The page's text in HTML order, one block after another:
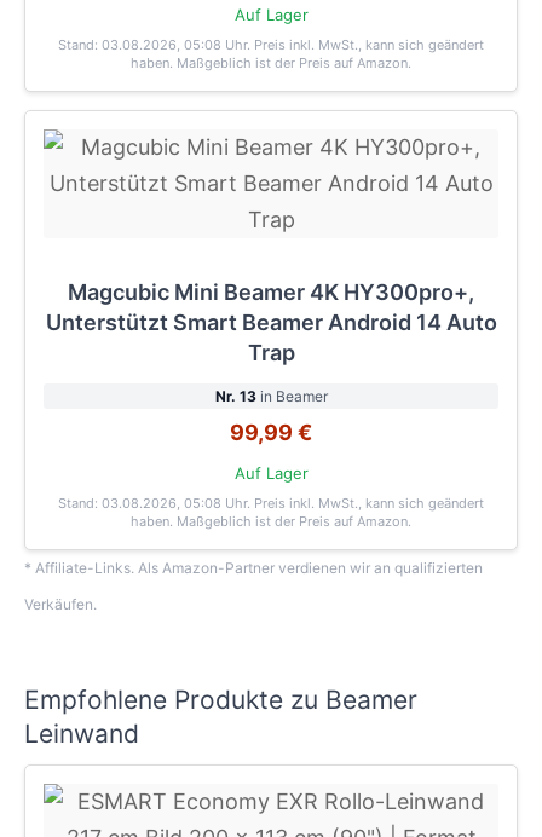
Auf Lager
Stand: 03.08.2026, 05:08 Uhr. Preis inkl. MwSt., kann sich geändert
haben. Maßgeblich ist der Preis auf Amazon.
Magcubic Mini Beamer 4K HY300pro+,
Unterstützt Smart Beamer Android 14 Auto
Trap
Nr. 13in Beamer
99,99 €
Auf Lager
Stand: 03.08.2026, 05:08 Uhr. Preis inkl. MwSt., kann sich geändert
haben. Maßgeblich ist der Preis auf Amazon.
* Affiliate-Links. Als Amazon-Partner verdienen wir an qualifizierten
Verkäufen.
Empfohlene Produkte zu Beamer
Leinwand